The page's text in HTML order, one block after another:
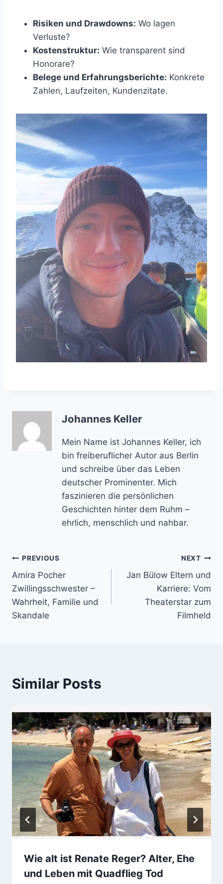
Risiken und Drawdowns: Wo lagen
Verluste?
Kostenstruktur: Wie transparent sind
Honorare?
Belege und Erfahrungsberichte: Konkrete
Zahlen, Laufzeiten, Kundenzitate.
Johannes Keller
Mein Name ist Johannes Keller, ich
bin freiberuflicher Autor aus Berlin
und schreibe über das Leben
deutscher Prominenter. Mich
faszinieren die persönlichen
Geschichten hinter dem Ruhm –
ehrlich, menschlich und nahbar.
Post
navigation
PREVIOUS
Amira Pocher
Zwillingsschwester –
Wahrheit, Familie und
Skandale
NEXT
Jan Bülow Eltern und
Karriere: Vom
Theaterstar zum
Filmheld
Similar Posts
Wie alt ist Renate Reger? Alter, Ehe
und Leben mit Quadflieg Tod